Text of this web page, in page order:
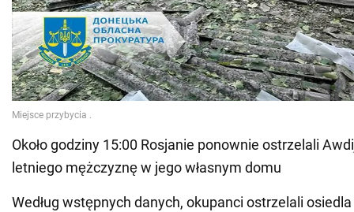
Około godziny 15:00 Rosjanie ponownie ostrzelali
letniego mężczyznę w jego własnym domu
Według wstępnych danych, okupanci ostrzelali